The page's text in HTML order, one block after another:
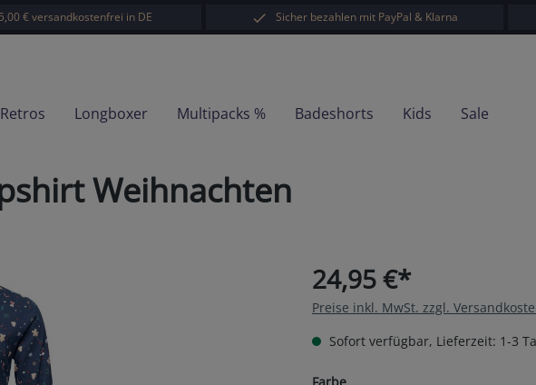
€ versandkostenfrei in DE Sicher bezahlen mit PayPal & Klarna
Longboxer Multipacks % Badeshorts Kids Sale
Weihnachten
24,95 €*
Preise inkl. MwSt. zzgl.
Sofort verfügbar, Lieferzeit: 1-3
auswählen